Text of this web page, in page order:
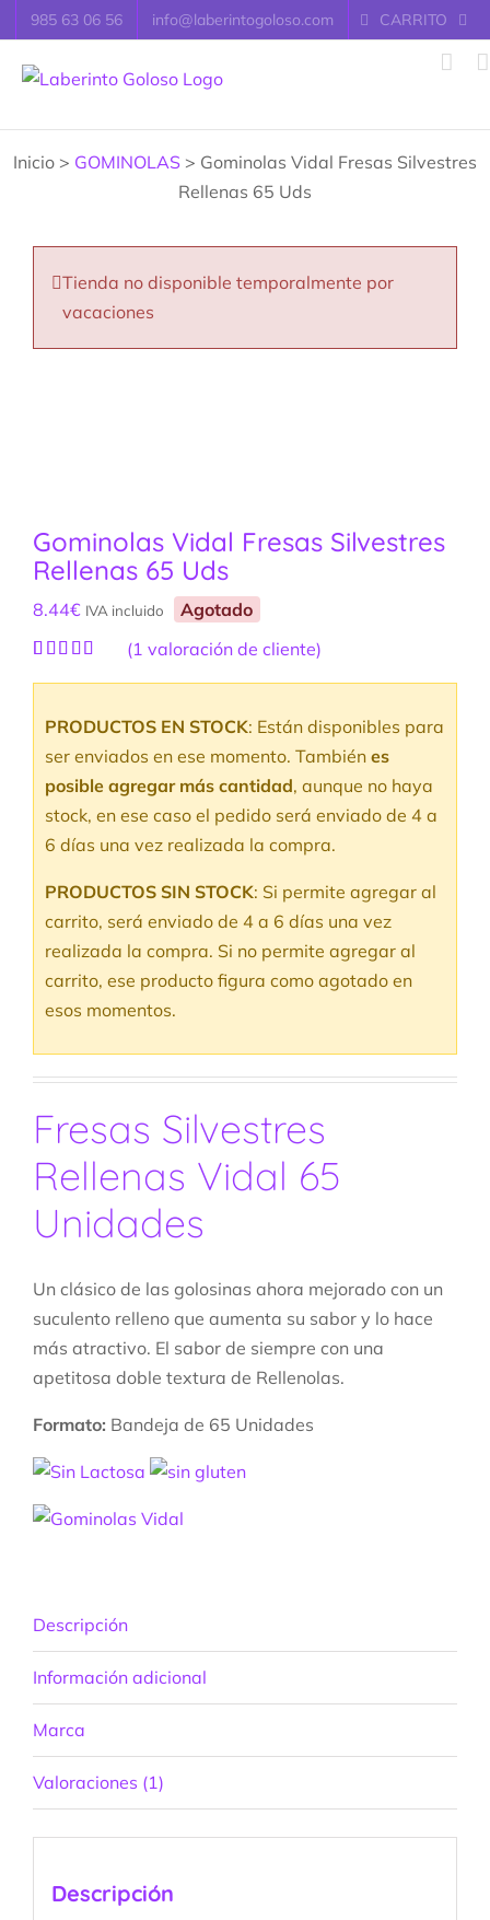
Saltar
al
contenido
985 63 06 56 info@laberintogoloso.com CARRITO
Inicio > GOMINOLAS > Gominolas Vidal Fresas Silvestres
Rellenas 65 Uds
Tienda no disponible temporalmente por
vacaciones
Gominolas Vidal Fresas Silvestres
Rellenas 65 Uds
8.44€ IVA incluido Agotado
valoración
(1 valoración de cliente)
PRODUCTOS EN STOCK: Están disponibles para
ser enviados en ese momento. También es
posible agregar más cantidad, aunque no haya
stock, en ese caso el pedido será enviado de 4 a
6 días una vez realizada la compra.
PRODUCTOS SIN STOCK: Si permite agregar al
carrito, será enviado de 4 a 6 días una vez
realizada la compra. Si no permite agregar al
carrito, ese producto figura como agotado en
esos momentos.
Fresas Silvestres
Rellenas Vidal 65
Unidades
Un clásico de las golosinas ahora mejorado con un
suculento relleno que aumenta su sabor y lo hace
más atractivo. El sabor de siempre con una
apetitosa doble textura de Rellenolas.
Formato: Bandeja de 65 Unidades
Descripción
Información adicional
Marca
Valoraciones (1)
Descripción